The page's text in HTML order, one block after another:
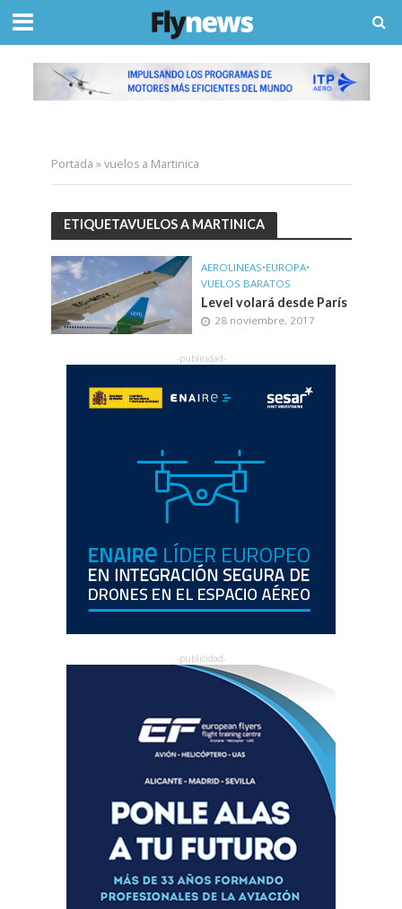
Portada »vuelos a Martinica
ETIQUETAVUELOS A MARTINICA
AEROLINEAS•EUROPA•
VUELOS BARATOS
Level volará desde París
28 noviembre, 2017